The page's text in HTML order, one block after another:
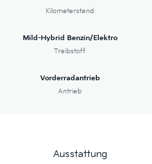
Kilometerstand
Mild-Hybrid Benzin/Elektro
Treibstoff
Vorderradantrieb
Antrieb
Ausstattung